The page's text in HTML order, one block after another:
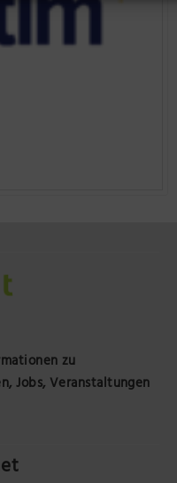
zu
Jobs, Veranstaltungen